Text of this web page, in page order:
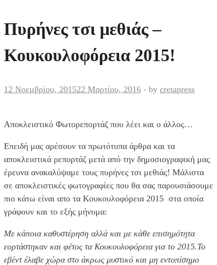
Πυρήνες τσι μεθιάς –
Κουκουλοφόρεια 2015!
12 Νοεμβρίου, 201522 Μαρτίου, 2016 - by cretapress
Αποκλειστικό Φωτορεπορτάζ που λέει και ο άλλος…
Επειδή μας αρέσουν τα πρωτότυπα άρθρα και τα
αποκλειστικά ρεπορτάζ μετά από την δημοσιογραφική μας
έρευνα ανακαλύψαμε τους πυρήνες τσι μεθιάς! Μάλιστα
σε αποκλειστικές φωτογραφίες που θα σας παρουσιάσουμε
πιο κάτω είναι απο τα Κουκουλοφόρεια 2015 στα οποία
γράφουν και το εξής μήνυμα:
Με κάποια καθυστέρηση αλλά και με κάθε επισημότητα
εορτάστηκαν και φέτος τα Κουκουλοφόρεια για το 2015.Το
εβέντ έλαβε χώρα στο άκρως μυστικό και μη εντοπίσημο